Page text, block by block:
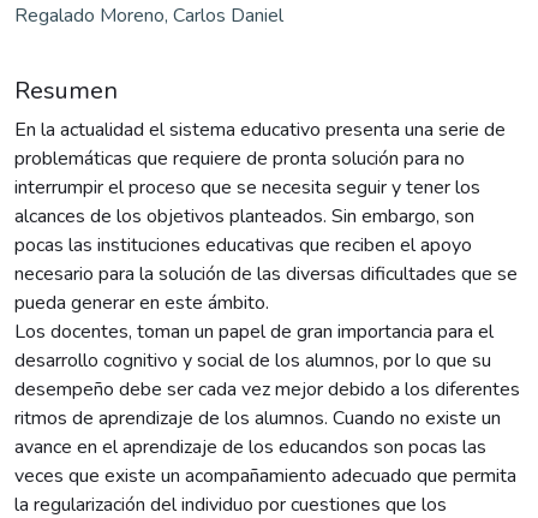
Regalado Moreno, Carlos Daniel
Resumen
En la actualidad el sistema educativo presenta una serie de
problemáticas que requiere de pronta solución para no
interrumpir el proceso que se necesita seguir y tener los
alcances de los objetivos planteados. Sin embargo, son
pocas las instituciones educativas que reciben el apoyo
necesario para la solución de las diversas dificultades que se
pueda generar en este ámbito.
Los docentes, toman un papel de gran importancia para el
desarrollo cognitivo y social de los alumnos, por lo que su
desempeño debe ser cada vez mejor debido a los diferentes
ritmos de aprendizaje de los alumnos. Cuando no existe un
avance en el aprendizaje de los educandos son pocas las
veces que existe un acompañamiento adecuado que permita
la regularización del individuo por cuestiones que los